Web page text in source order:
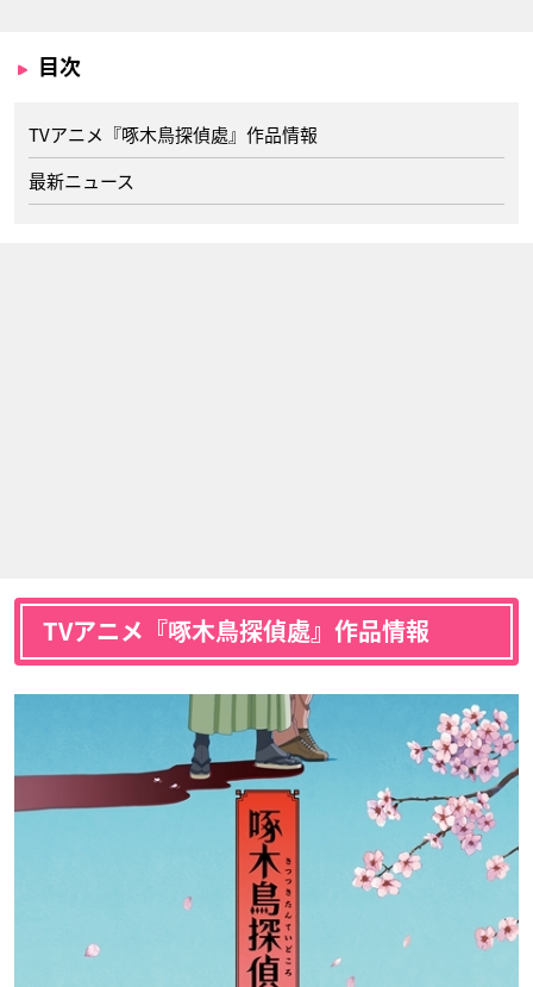
目次
TVアニメ『啄木鳥探偵處』作品情報
最新ニュース
TVアニメ『啄木鳥探偵處』作品情報